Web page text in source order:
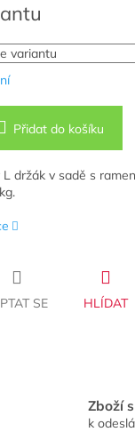
Přidat do košíku
L držák v sadě s
SE HLÍDAT
Zboží
k